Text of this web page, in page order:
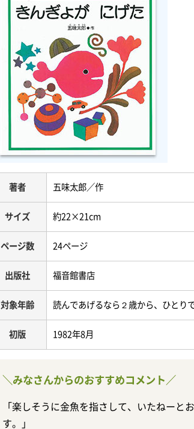
著者 五味太郎／作
サイズ 約22×21cm
ページ数 24ページ
出版社 福音館書店
対象年齢 読んであげるなら２歳から、ひとり
初版 1982年8月
＼みなさんからのおすすめコメント／
「楽しそうに金魚を指さして、いたねーと
す。」